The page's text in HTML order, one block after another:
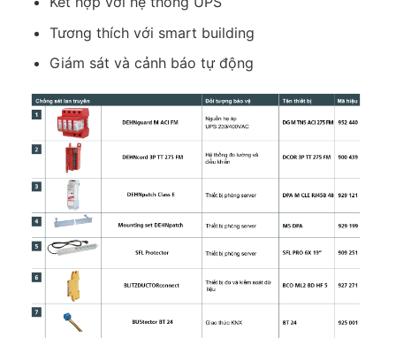
Tương thích với smart building
Giám sát và cảnh báo tự động